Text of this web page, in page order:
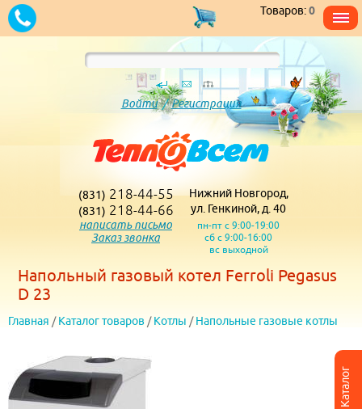
Каталог
Товаров:0
Войти/Регистрация
(831) 218-44-55
(831) 218-44-66
написать письмо
Заказ звонка
Нижний Новгород,
ул. Генкиной, д. 40
пн-пт с 9:00-19:00
сб с 9:00-16:00
вс выходной
Напольный газовый котел Ferroli Pegasus
D 23
Главная / Каталог товаров / Котлы / Напольные газовые котлы